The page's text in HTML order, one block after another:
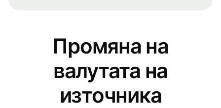
Промяна на
валутата на
източника